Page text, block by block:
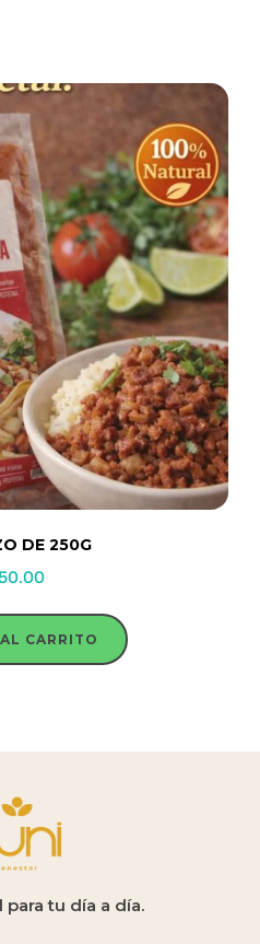
DE 250G
50.00
CARRITO
para tu día a día.